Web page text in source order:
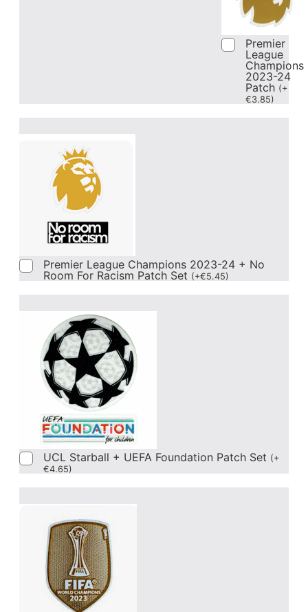
Premier
League
Champions
2023-24
Patch (+
€3.85)
Premier League Champions 2023-24 + No
Room For Racism Patch Set (+€5.45)
UCL Starball + UEFA Foundation Patch Set (+
€4.65)